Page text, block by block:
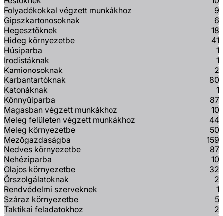
Folyadékokkal végzett munkákhoz
9
Gipszkartonosoknak
6
Hegesztőknek
18
Hideg környezetbe
41
Húsiparba
1
Irodistáknak
1
Kamionosoknak
2
Karbantartóknak
80
Katonáknak
1
Könnyűiparba
87
Magasban végzett munkákhoz
10
Meleg felületen végzett munkákhoz
44
Meleg környezetbe
50
Mezőgazdaságba
159
Nedves környezetbe
87
Nehéziparba
10
Olajos környezetbe
32
Őrszolgálatoknak
2
Rendvédelmi szerveknek
1
Száraz környezetbe
5
Taktikai feladatokhoz
2